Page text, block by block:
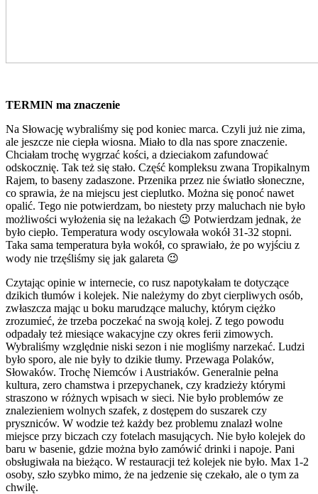
TERMIN ma znaczenie
Na Słowację wybraliśmy się pod koniec marca. Czyli już nie zima,
ale jeszcze nie ciepła wiosna. Miało to dla nas spore znaczenie.
Chciałam trochę wygrzać kości, a dzieciakom zafundować
odskocznię. Tak też się stało. Część kompleksu zwana Tropikalnym
Rajem, to baseny zadaszone. Przenika przez nie światło słoneczne,
co sprawia, że na miejscu jest cieplutko. Można się ponoć nawet
opalić. Tego nie potwierdzam, bo niestety przy maluchach nie było
możliwości wyłożenia się na leżakach 😉 Potwierdzam jednak, że
było ciepło. Temperatura wody oscylowała wokół 31-32 stopni.
Taka sama temperatura była wokół, co sprawiało, że po wyjściu z
wody nie trzęśliśmy się jak galareta 😉
Czytając opinie w internecie, co rusz napotykałam te dotyczące
dzikich tłumów i kolejek. Nie należymy do zbyt cierpliwych osób,
zwłaszcza mając u boku marudzące maluchy, którym ciężko
zrozumieć, że trzeba poczekać na swoją kolej. Z tego powodu
odpadały też miesiące wakacyjne czy okres ferii zimowych.
Wybraliśmy względnie niski sezon i nie mogliśmy narzekać. Ludzi
było sporo, ale nie były to dzikie tłumy. Przewaga Polaków,
Słowaków. Trochę Niemców i Austriaków. Generalnie pełna
kultura, zero chamstwa i przepychanek, czy kradzieży którymi
straszono w różnych wpisach w sieci. Nie było problemów ze
znalezieniem wolnych szafek, z dostępem do suszarek czy
pryszniców. W wodzie też każdy bez problemu znalazł wolne
miejsce przy biczach czy fotelach masujących. Nie było kolejek do
baru w basenie, gdzie można było zamówić drinki i napoje. Pani
obsługiwała na bieżąco. W restauracji też kolejek nie było. Max 1-2
osoby, szło szybko mimo, że na jedzenie się czekało, ale o tym za
chwilę.